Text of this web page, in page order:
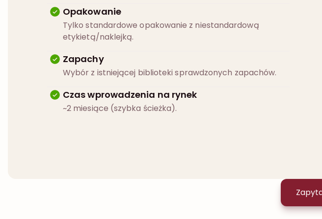
Opakowanie
Tylko standardowe opakowanie z niestandardową
etykietą/naklejką.
Zapachy
Wybór z istniejącej biblioteki sprawdzonych zapachów.
Czas wprowadzenia na rynek
~2 miesiące (szybka ścieżka).